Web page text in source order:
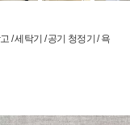
/ 세탁기 / 공기 청정기 / 욕